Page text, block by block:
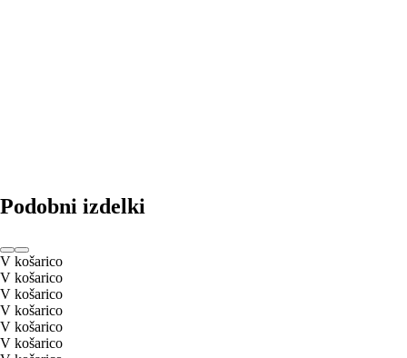
Podobni izdelki
V košarico
V košarico
V košarico
V košarico
V košarico
V košarico